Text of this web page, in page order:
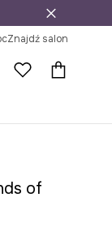
Znajdź salon
of